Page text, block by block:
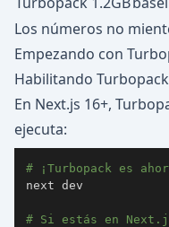
Los números no
Empezando con
Habilitando Turbopack
En Next.js 16+,
ejecuta:
# ¡Turbopack es
next dev
# Si estás en